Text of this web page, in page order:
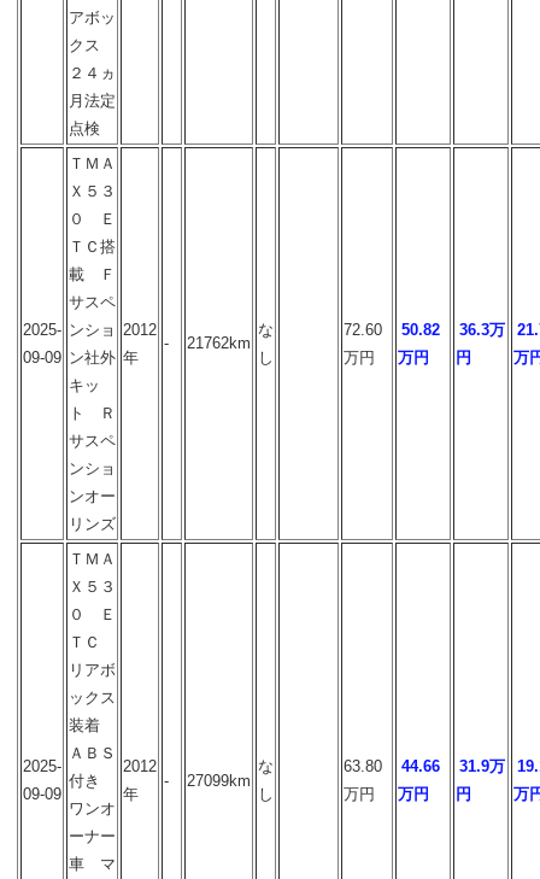
アボッ
クス
２４ヵ
月法定
点検
2025-
09-09
ＴＭＡ
Ｘ５３
０ Ｅ
ＴＣ搭
載 Ｆ
サスペ
ンショ
ン社外
キッ
ト Ｒ
サスペ
ンショ
ンオー
リンズ
2012
年
- 21762km
な
し
72.60
万円
50.82
万円
36.3万
円
万
2025-
09-09
ＴＭＡ
Ｘ５３
０ Ｅ
ＴＣ
リアボ
ックス
装着
ＡＢＳ
付き
ワンオ
ーナー
車 マ
2012
年
- 27099km
な
し
63.80
万円
44.66
万円
31.9万
円
万